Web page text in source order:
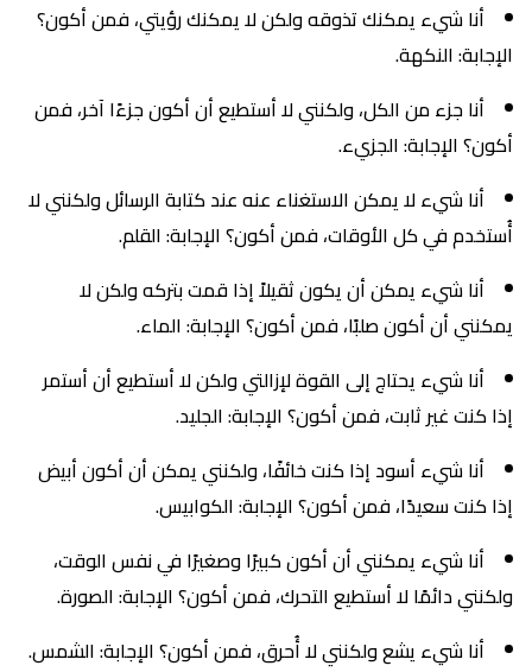
أنا شيء يمكنك تذوقه ولكن لا يمكنك رؤيتي، فمن أكون؟
الإجابة: النكهة.
أنا جزء من الكل، ولكنني لا أستطيع أن أكون جزءًا آخر، فمن
أكون؟ الإجابة: الجزيء.
أنا شيء لا يمكن الاستغناء عنه عند كتابة الرسائل ولكنني لا
أُستخدم في كل الأوقات، فمن أكون؟ الإجابة: القلم.
أنا شيء يمكن أن يكون ثقيلاً إذا قمت بتركه ولكن لا
يمكنني أن أكون صلبًا، فمن أكون؟ الإجابة: الماء.
أنا شيء يحتاج إلى القوة لإزالتي ولكن لا أستطيع أن أستمر
إذا كنت غير ثابت، فمن أكون؟ الإجابة: الجليد.
أنا شيء أسود إذا كنت خائفًا، ولكنني يمكن أن أكون أبيض
إذا كنت سعيدًا، فمن أكون؟ الإجابة: الكوابيس.
أنا شيء يمكنني أن أكون كبيرًا وصغيرًا في نفس الوقت،
ولكنني دائمًا لا أستطيع التحرك، فمن أكون؟ الإجابة: الصورة.
أنا شيء يشع ولكنني لا أُحرق، فمن أكون؟ الإجابة: الشمس.